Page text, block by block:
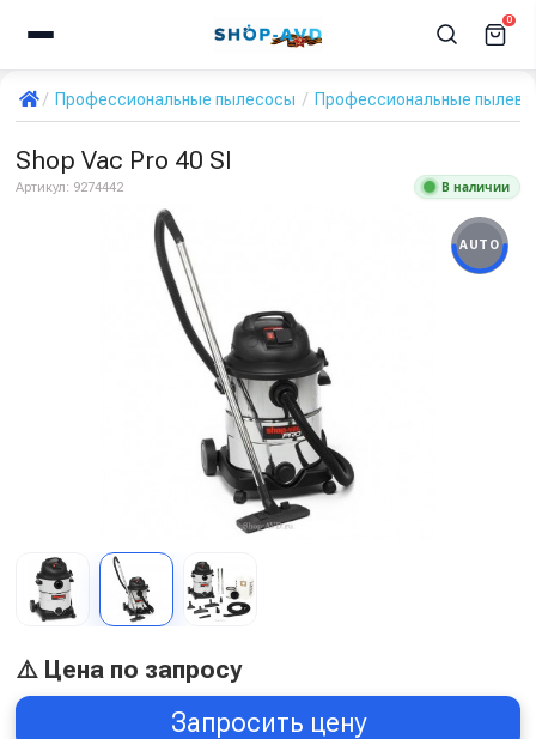
0
Профессиональные пылесосы Профессиональные
Shop Vac Pro 40 SI
Артикул: 9274442 В наличии
AUTO
⚠️ Цена по запросу
Запросить цену